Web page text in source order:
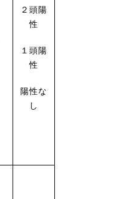
２頭陽
性
１頭陽
性
陽性な
し